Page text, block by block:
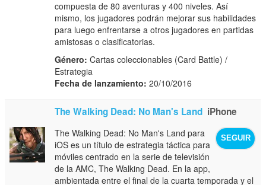
compuesta de 80 aventuras y 400 niveles. Así
mismo, los jugadores podrán mejorar sus habilidades
para luego enfrentarse a otros jugadores en partidas
amistosas o clasificatorias.
Género: Cartas coleccionables (Card Battle) /
Estrategia
Fecha de lanzamiento: 20/10/2016
The Walking Dead: No Man's Land iPhone
SEGUIR
The Walking Dead: No Man's Land para
iOS es un título de estrategia táctica para
móviles centrado en la serie de televisión
de la AMC, The Walking Dead. En la app,
ambientada entre el final de la cuarta temporada y el